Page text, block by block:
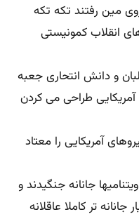
مین رفتند تکه تکه
انقلاب کمونیستی
و دانش انتحاری جعبه
آمریکایی طراحی می کردن
آمریکایی را معتاد
جانانه جنگیدند و
تر کاملا عاقلانه